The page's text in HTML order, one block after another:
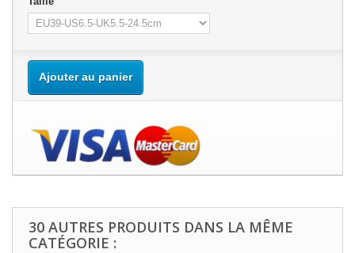
Ajouter au panier
30 AUTRES PRODUITS DANS LA MÊME
CATÉGORIE :